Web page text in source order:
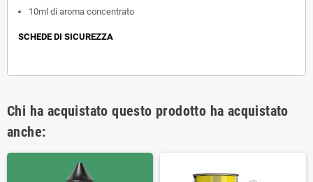
10ml di aroma concentrato
SCHEDE DI SICUREZZA
Chi ha acquistato questo prodotto ha acquistato
anche: